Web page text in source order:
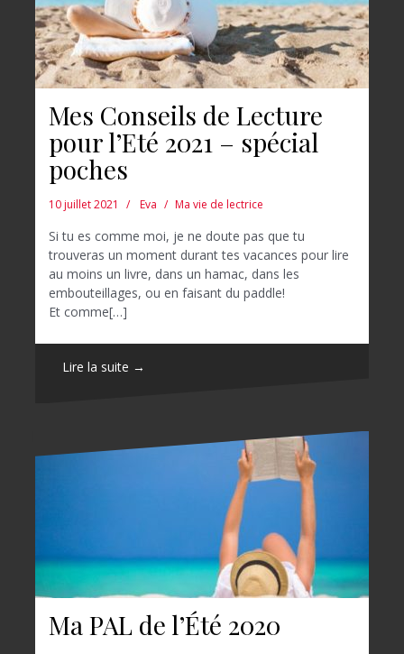
Mes Conseils de Lecture
pour l’Eté 2021 – spécial
poches
10 juillet 2021 Eva Ma vie de lectrice
Si tu es comme moi, je ne doute pas que tu
trouveras un moment durant tes vacances pour lire
au moins un livre, dans un hamac, dans les
embouteillages, ou en faisant du paddle!
Et comme[…]
Lire la suite →
Ma PAL de l’Été 2020